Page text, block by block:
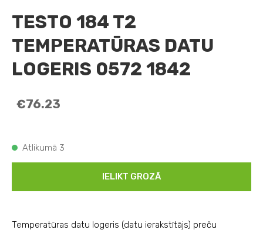
TESTO 184 T2
TEMPERATŪRAS DATU
LOGERIS 0572 1842
€76.23
Atlikumā 3
IELIKT GROZĀ
Temperatūras datu logeris (datu ierakstītājs) preču